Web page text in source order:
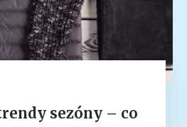
sezóny – co